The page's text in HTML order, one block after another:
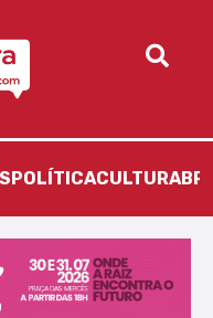
POLÍTICACULTURA